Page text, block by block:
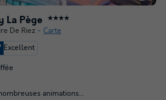
La Pège ★★★★
De Riez Carte
Excellent
animations…